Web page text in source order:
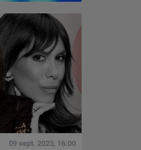
09 sept. 2023, 16:00